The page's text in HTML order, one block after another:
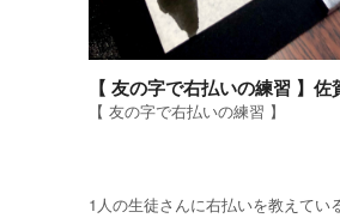
【 友の字で右払いの練習 】
【 友の字で右払いの練習 】
1人の生徒さんに右払いを教えてい